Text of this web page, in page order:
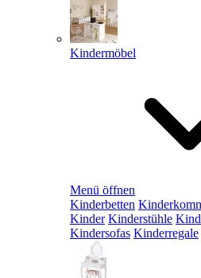
Kindermöbel
Menü öffnen
Kinderbetten
Kinder Kinderstühle
Kindersofas Kinderregale